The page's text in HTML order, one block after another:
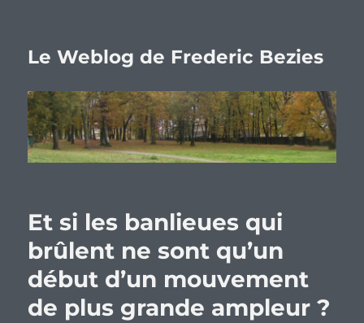
Le Weblog de Frederic Bezies
Et si les banlieues qui
brûlent ne sont qu’un
début d’un mouvement
de plus grande ampleur ?